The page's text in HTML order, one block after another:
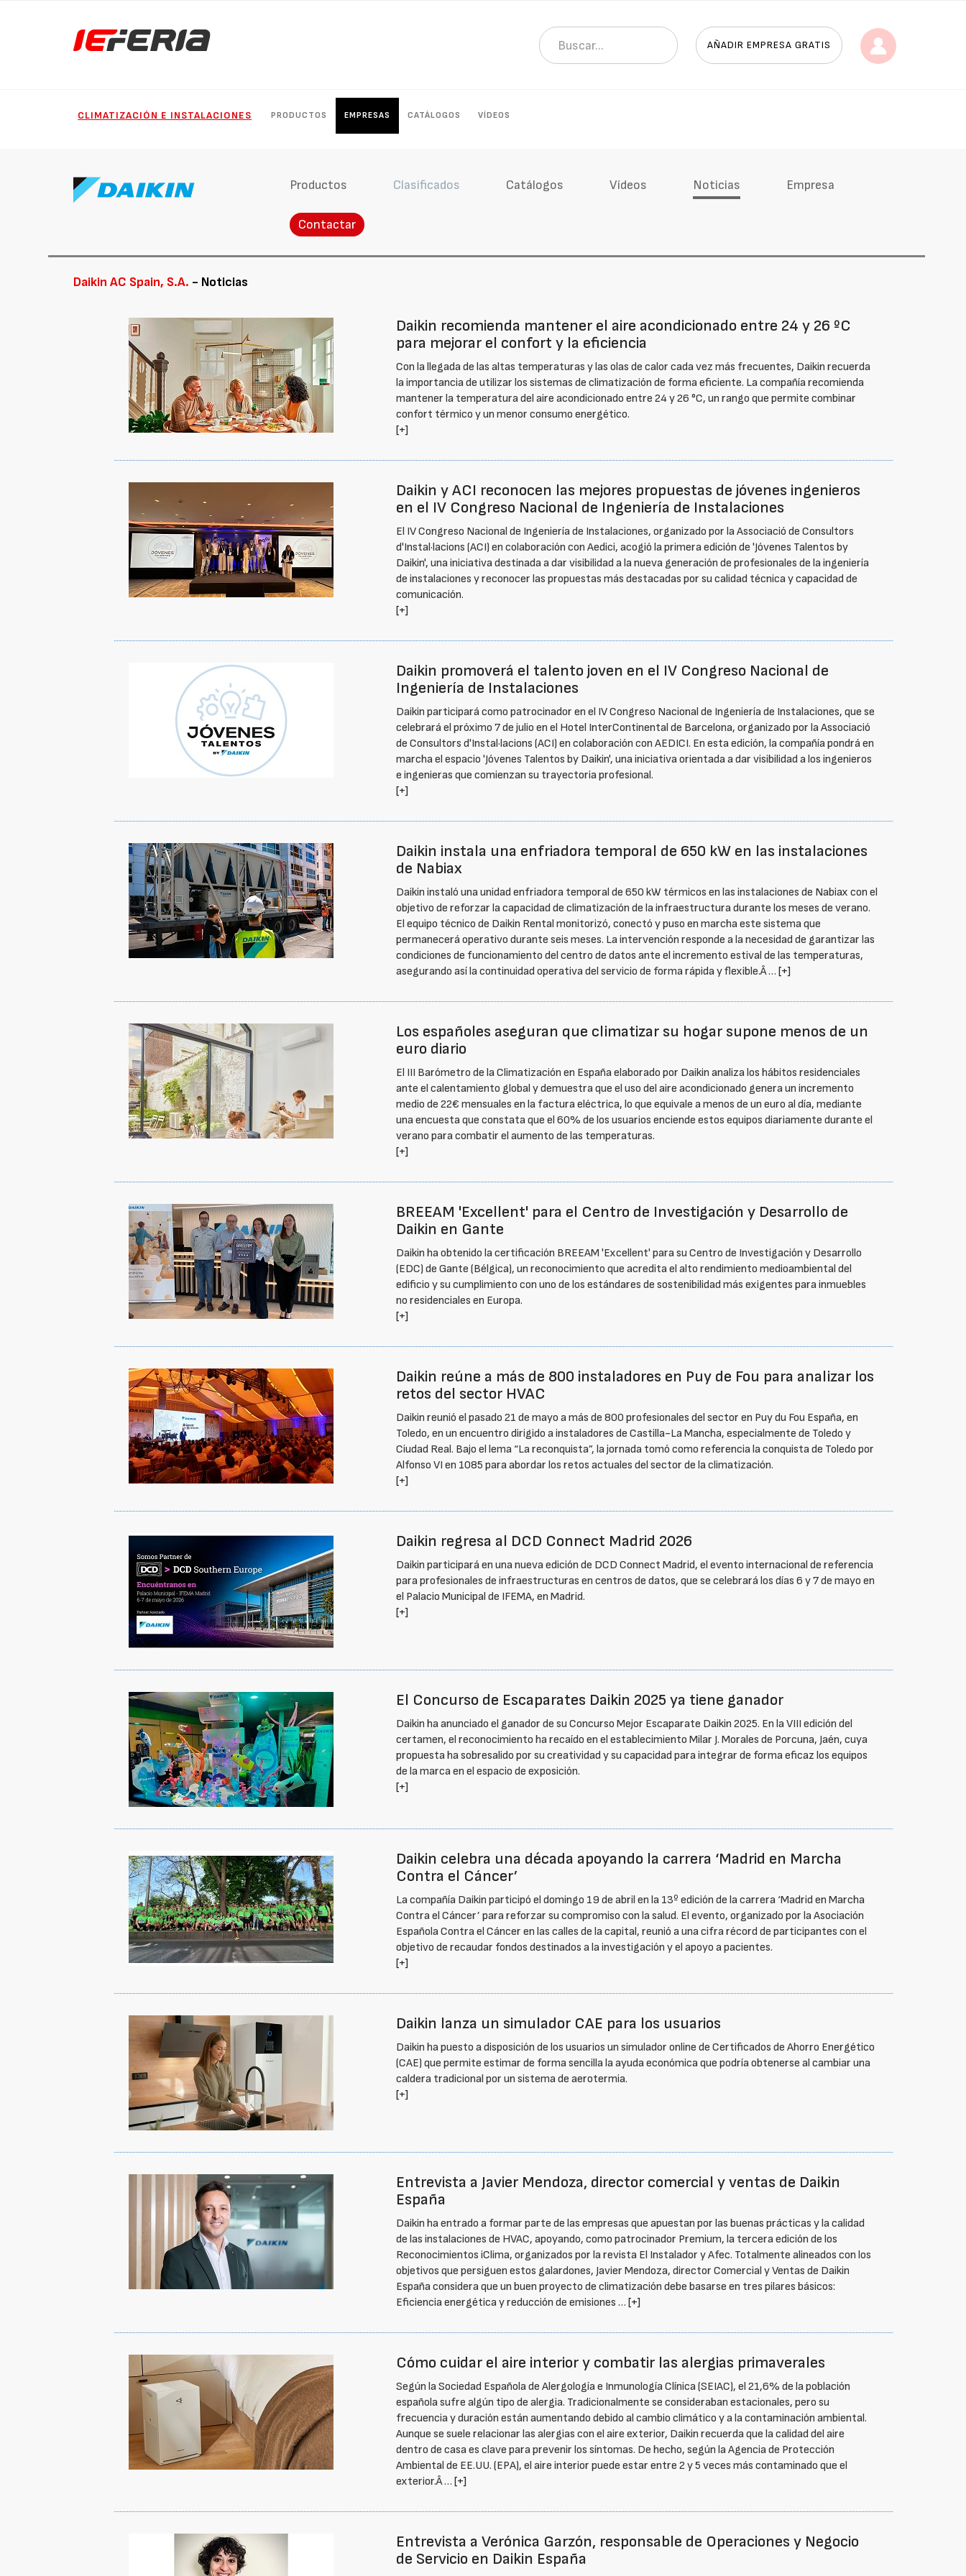
AÑADIR EMPRESA GRATIS
CLIMATIZACIÓN E INSTALACIONES PRODUCTOS EMPRESAS CATÁLOGOS VÍDEOS
Productos Clasificados Catálogos Vídeos Noticias Empresa
Contactar
Daikin AC Spain, S.A. - Noticias
Daikin recomienda mantener el aire acondicionado entre 24 y 26 ºC
para mejorar el confort y la eficiencia
Con la llegada de las altas temperaturas y las olas de calor cada vez más frecuentes, Daikin recuerda
la importancia de utilizar los sistemas de climatización de forma eficiente. La compañía recomienda
mantener la temperatura del aire acondicionado entre 24 y 26 °C, un rango que permite combinar
confort térmico y un menor consumo energético.
[+]
Daikin y ACI reconocen las mejores propuestas de jóvenes ingenieros
en el IV Congreso Nacional de Ingeniería de Instalaciones
El IV Congreso Nacional de Ingeniería de Instalaciones, organizado por la Associació de Consultors
d'Instal·lacions (ACI) en colaboración con Aedici, acogió la primera edición de 'Jóvenes Talentos by
Daikin', una iniciativa destinada a dar visibilidad a la nueva generación de profesionales de la ingeniería
de instalaciones y reconocer las propuestas más destacadas por su calidad técnica y capacidad de
comunicación.
[+]
Daikin promoverá el talento joven en el IV Congreso Nacional de
Ingeniería de Instalaciones
Daikin participará como patrocinador en el IV Congreso Nacional de Ingeniería de Instalaciones, que se
celebrará el próximo 7 de julio en el Hotel InterContinental de Barcelona, organizado por la Associació
de Consultors d'Instal·lacions (ACI) en colaboración con AEDICI. En esta edición, la compañía pondrá en
marcha el espacio 'Jóvenes Talentos by Daikin', una iniciativa orientada a dar visibilidad a los ingenieros
e ingenieras que comienzan su trayectoria profesional.
[+]
Daikin instala una enfriadora temporal de 650 kW en las instalaciones
de Nabiax
Daikin instaló una unidad enfriadora temporal de 650 kW térmicos en las instalaciones de Nabiax con el
objetivo de reforzar la capacidad de climatización de la infraestructura durante los meses de verano.
El equipo técnico de Daikin Rental monitorizó, conectó y puso en marcha este sistema que
permanecerá operativo durante seis meses. La intervención responde a la necesidad de garantizar las
condiciones de funcionamiento del centro de datos ante el incremento estival de las temperaturas,
asegurando así la continuidad operativa del servicio de forma rápida y flexible.Â …[+]
Los españoles aseguran que climatizar su hogar supone menos de un
euro diario
El III Barómetro de la Climatización en España elaborado por Daikin analiza los hábitos residenciales
ante el calentamiento global y demuestra que el uso del aire acondicionado genera un incremento
medio de 22€ mensuales en la factura eléctrica, lo que equivale a menos de un euro al día, mediante
una encuesta que constata que el 60% de los usuarios enciende estos equipos diariamente durante el
verano para combatir el aumento de las temperaturas.
[+]
BREEAM 'Excellent' para el Centro de Investigación y Desarrollo de
Daikin en Gante
Daikin ha obtenido la certificación BREEAM 'Excellent' para su Centro de Investigación y Desarrollo
(EDC) de Gante (Bélgica), un reconocimiento que acredita el alto rendimiento medioambiental del
edificio y su cumplimiento con uno de los estándares de sostenibilidad más exigentes para inmuebles
no residenciales en Europa.
[+]
Daikin reúne a más de 800 instaladores en Puy de Fou para analizar los
retos del sector HVAC
Daikin reunió el pasado 21 de mayo a más de 800 profesionales del sector en Puy du Fou España, en
Toledo, en un encuentro dirigido a instaladores de Castilla-La Mancha, especialmente de Toledo y
Ciudad Real. Bajo el lema “La reconquista”, la jornada tomó como referencia la conquista de Toledo por
Alfonso VI en 1085 para abordar los retos actuales del sector de la climatización.
[+]
Daikin regresa al DCD Connect Madrid 2026
Daikin participará en una nueva edición de DCD Connect Madrid, el evento internacional de referencia
para profesionales de infraestructuras en centros de datos, que se celebrará los días 6 y 7 de mayo en
el Palacio Municipal de IFEMA, en Madrid.
[+]
El Concurso de Escaparates Daikin 2025 ya tiene ganador
Daikin ha anunciado el ganador de su Concurso Mejor Escaparate Daikin 2025. En la VIII edición del
certamen, el reconocimiento ha recaído en el establecimiento Milar J. Morales de Porcuna, Jaén, cuya
propuesta ha sobresalido por su creatividad y su capacidad para integrar de forma eficaz los equipos
de la marca en el espacio de exposición.
[+]
Daikin celebra una década apoyando la carrera ‘Madrid en Marcha
Contra el Cáncer’
La compañía Daikin participó el domingo 19 de abril en la 13º edición de la carrera ‘Madrid en Marcha
Contra el Cáncer’ para reforzar su compromiso con la salud. El evento, organizado por la Asociación
Española Contra el Cáncer en las calles de la capital, reunió a una cifra récord de participantes con el
objetivo de recaudar fondos destinados a la investigación y el apoyo a pacientes.
[+]
Daikin lanza un simulador CAE para los usuarios
Daikin ha puesto a disposición de los usuarios un simulador online de Certificados de Ahorro Energético
(CAE) que permite estimar de forma sencilla la ayuda económica que podría obtenerse al cambiar una
caldera tradicional por un sistema de aerotermia.
[+]
Entrevista a Javier Mendoza, director comercial y ventas de Daikin
España
Daikin ha entrado a formar parte de las empresas que apuestan por las buenas prácticas y la calidad
de las instalaciones de HVAC, apoyando, como patrocinador Premium, la tercera edición de los
Reconocimientos iClima, organizados por la revista El Instalador y Afec. Totalmente alineados con los
objetivos que persiguen estos galardones, Javier Mendoza, director Comercial y Ventas de Daikin
España considera que un buen proyecto de climatización debe basarse en tres pilares básicos:
Eficiencia energética y reducción de emisiones …[+]
Cómo cuidar el aire interior y combatir las alergias primaverales
Según la Sociedad Española de Alergología e Inmunología Clínica (SEIAC), el 21,6% de la población
española sufre algún tipo de alergia. Tradicionalmente se consideraban estacionales, pero su
frecuencia y duración están aumentando debido al cambio climático y a la contaminación ambiental.
Aunque se suele relacionar las alergias con el aire exterior, Daikin recuerda que la calidad del aire
dentro de casa es clave para prevenir los síntomas. De hecho, según la Agencia de Protección
Ambiental de EE.UU. (EPA), el aire interior puede estar entre 2 y 5 veces más contaminado que el
exterior.Â …[+]
Entrevista a Verónica Garzón, responsable de Operaciones y Negocio
de Servicio en Daikin España